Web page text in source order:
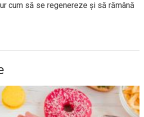
cum să se regenereze și să rămână